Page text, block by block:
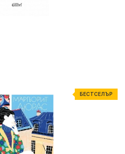
БЕСТСЕЛЪР